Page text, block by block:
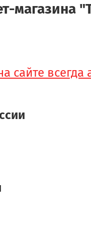
магазина
сайте всегда